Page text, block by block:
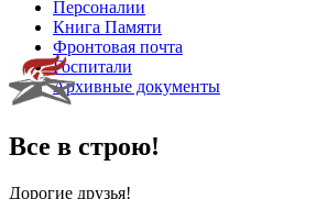
Персоналии
Книга Памяти
Фронтовая почта
Госпитали
Архивные документы
Все в строю!
Дорогие друзья!